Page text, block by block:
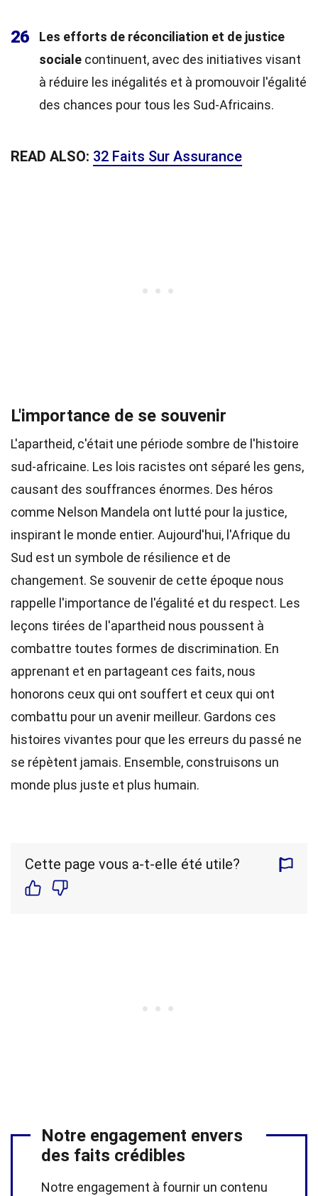
26
Les efforts de réconciliation et de justice
sociale continuent, avec des initiatives visant
à réduire les inégalités et à promouvoir l'égalité
des chances pour tous les Sud-Africains.
READ ALSO: 32 Faits Sur Assurance
L'importance de se souvenir
L'apartheid, c'était une période sombre de l'histoire
sud-africaine. Les lois racistes ont séparé les gens,
causant des souffrances énormes. Des héros
comme Nelson Mandela ont lutté pour la justice,
inspirant le monde entier. Aujourd'hui, l'Afrique du
Sud est un symbole de résilience et de
changement. Se souvenir de cette époque nous
rappelle l'importance de l'égalité et du respect. Les
leçons tirées de l'apartheid nous poussent à
combattre toutes formes de discrimination. En
apprenant et en partageant ces faits, nous
honorons ceux qui ont souffert et ceux qui ont
combattu pour un avenir meilleur. Gardons ces
histoires vivantes pour que les erreurs du passé ne
se répètent jamais. Ensemble, construisons un
monde plus juste et plus humain.
Cette page vous a-t-elle été utile?
Notre engagement envers
des faits crédibles
Notre engagement à fournir un contenu